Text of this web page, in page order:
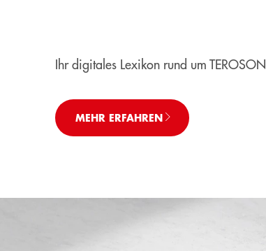
Ihr digitales Lexikon rund um TEROSON
MEHR ERFAHREN